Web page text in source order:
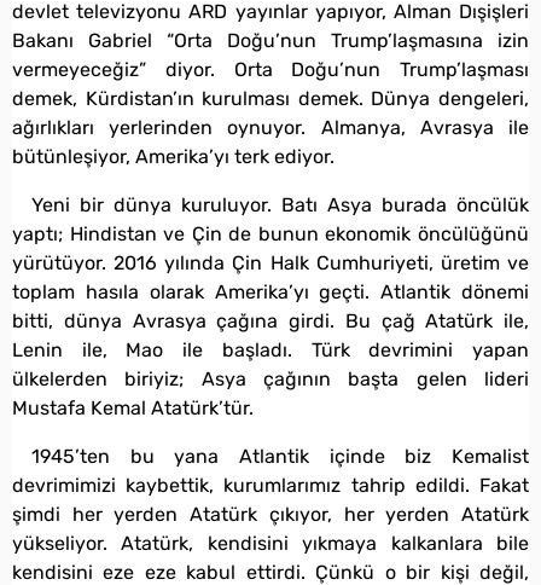
devlet televizyonu ARD yayınlar yapıyor, Alman Dışişleri
Bakanı Gabriel “Orta Doğu’nun Trump’laşmasına izin
vermeyeceğiz” diyor. Orta Doğu’nun Trump’laşması
demek, Kürdistan’ın kurulması demek. Dünya dengeleri,
ağırlıkları yerlerinden oynuyor. Almanya, Avrasya ile
bütünleşiyor, Amerika’yı terk ediyor.
Yeni bir dünya kuruluyor. Batı Asya burada öncülük
yaptı; Hindistan ve Çin de bunun ekonomik öncülüğünü
yürütüyor. 2016 yılında Çin Halk Cumhuriyeti, üretim ve
toplam hasıla olarak Amerika’yı geçti. Atlantik dönemi
bitti, dünya Avrasya çağına girdi. Bu çağ Atatürk ile,
Lenin ile, Mao ile başladı. Türk devrimini yapan
ülkelerden biriyiz; Asya çağının başta gelen lideri
Mustafa Kemal Atatürk’tür.
1945’ten bu yana Atlantik içinde biz Kemalist
devrimimizi kaybettik, kurumlarımız tahrip edildi. Fakat
şimdi her yerden Atatürk çıkıyor, her yerden Atatürk
yükseliyor. Atatürk, kendisini yıkmaya kalkanlara bile
kendisini eze eze kabul ettirdi. Çünkü o bir kişi değil,